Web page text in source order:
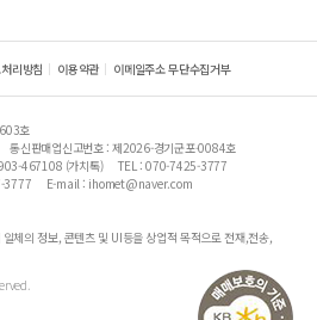
리방침 이용약관 이메일주소 무단수집거부
호
통신판매업신고번호 : 제2026-경기군포-0084호
467108 (가치톡)
TEL : 070-7425-3777
3777 E-mail : ihomet@naver.com
체의 정보, 콘텐츠 및 UI등을 상업적 목적으로 전재,전송,